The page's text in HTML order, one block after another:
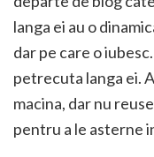
langa ei au o
dar pe care o
petrecuta langa ei.
macina, dar nu
pentru a le asterne